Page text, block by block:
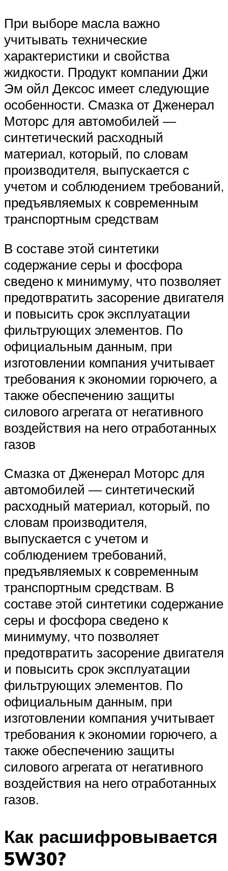
При выборе масла важно
учитывать технические
характеристики и свойства
жидкости. Продукт компании Джи
Эм ойл Дексос имеет следующие
особенности. Смазка от Дженерал
Моторс для автомобилей —
синтетический расходный
материал, который, по словам
производителя, выпускается с
учетом и соблюдением требований,
предъявляемых к современным
транспортным средствам
В составе этой синтетики
содержание серы и фосфора
сведено к минимуму, что позволяет
предотвратить засорение двигателя
и повысить срок эксплуатации
фильтрующих элементов. По
официальным данным, при
изготовлении компания учитывает
требования к экономии горючего, а
также обеспечению защиты
силового агрегата от негативного
воздействия на него отработанных
газов
Смазка от Дженерал Моторс для
автомобилей — синтетический
расходный материал, который, по
словам производителя,
выпускается с учетом и
соблюдением требований,
предъявляемых к современным
транспортным средствам. В
составе этой синтетики содержание
серы и фосфора сведено к
минимуму, что позволяет
предотвратить засорение двигателя
и повысить срок эксплуатации
фильтрующих элементов. По
официальным данным, при
изготовлении компания учитывает
требования к экономии горючего, а
также обеспечению защиты
силового агрегата от негативного
воздействия на него отработанных
газов.
Как расшифровывается
5W30?